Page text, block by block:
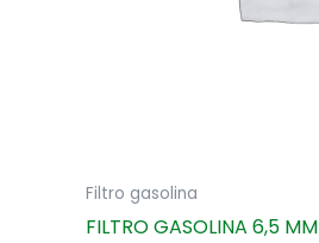
Filtro gasolina
FILTRO GASOLINA 6,5 MM